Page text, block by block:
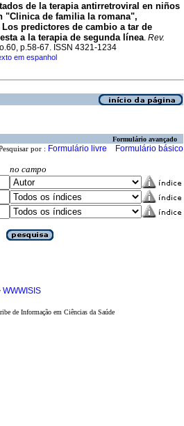
de la terapia antirretroviral en niños
"Clinica de familia la romana",
Los predictores de cambio a tar de
a la terapia de segunda línea. Rev.
p.58-67. ISSN 4321-1234
em espanhol
Formulário avançado
por : Formulário livre Formulário básico
no campo
WWWISIS
de Informação em Ciências da Saúde